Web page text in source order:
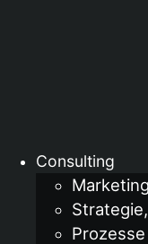
Consulting
Prozesse